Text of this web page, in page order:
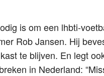
is om een lhbti-
Rob Jansen. Hij
te blijven. En legt
in Nederland: